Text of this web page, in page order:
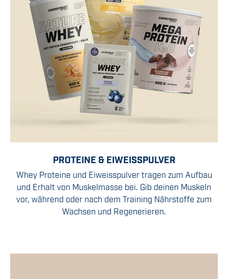
PROTEINE & EIWEISSPULVER
Whey Proteine und Eiweisspulver tragen zum Aufbau
und Erhalt von Muskelmasse bei. Gib deinen Muskeln
vor, während oder nach dem Training Nährstoffe zum
Wachsen und Regenerieren.